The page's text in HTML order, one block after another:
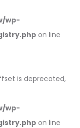
wp-
on line
is deprecated,
wp-
on line